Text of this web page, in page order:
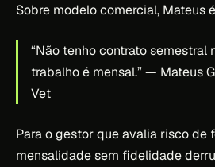
Sobre modelo comercial, Mateus
“Não tenho contrato semestral
trabalho é mensal.”— Mateus
Vet
Para o gestor que avalia risco de
mensalidade sem fidelidade